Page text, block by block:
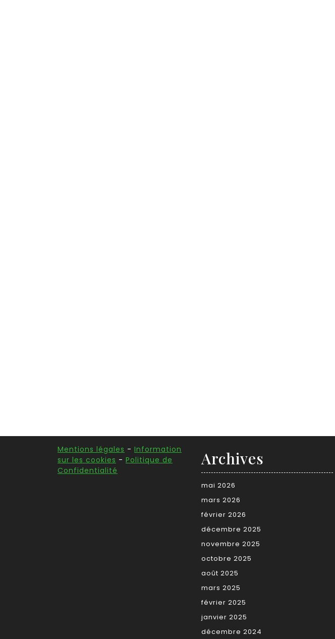
Mentions légales - Information
sur les cookies - Politique de
Confidentialité
Archives
mai 2026
mars 2026
février 2026
décembre 2025
novembre 2025
octobre 2025
août 2025
mars 2025
février 2025
janvier 2025
décembre 2024